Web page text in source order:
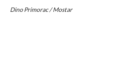
Dino Primorac / Mostar